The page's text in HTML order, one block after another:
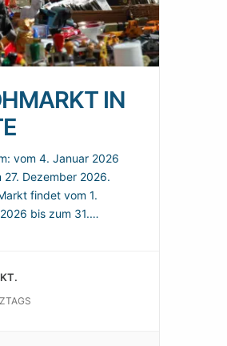
IN
vom 4. Januar 2026
27. Dezember 2026.
findet vom 1.
bis zum 31.
und nützliche
Informationen, um
zu organisieren.